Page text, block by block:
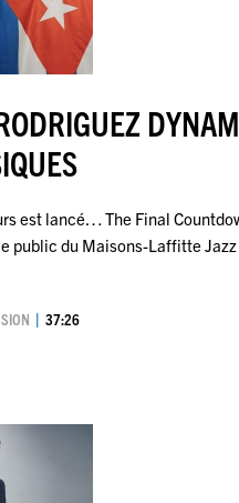
est lancé… The Final
public du Maisons-Laffitte
37:26